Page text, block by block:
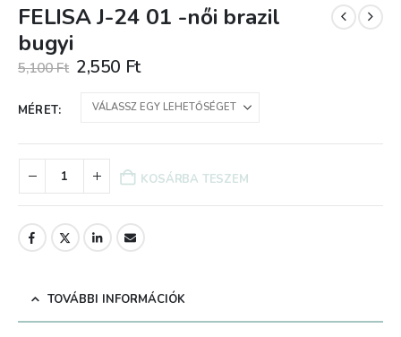
FELISA J-24 01 -női brazil
bugyi
5,100Ft Original
price
was:
5,100 Ft.
2,550 FtCurrent
is:
2,550 Ft.
MÉRET
KOSÁRBA TESZEM
TOVÁBBI INFORMÁCIÓK